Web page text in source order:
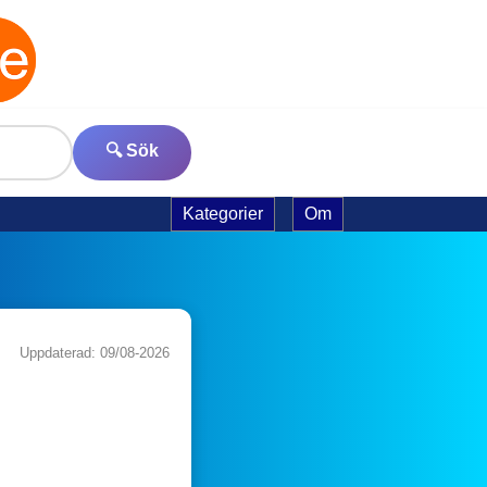
🔍 Sök
Kategorier Om
Uppdaterad: 09/08-2026